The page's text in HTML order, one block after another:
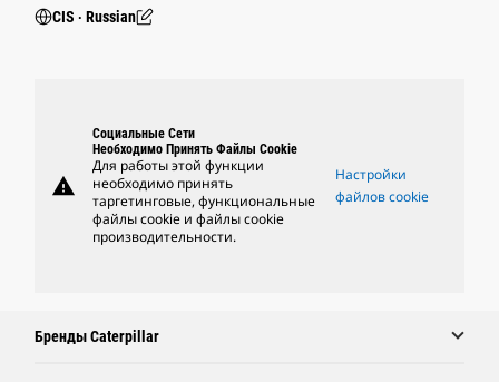
CIS ‧ Russian
warning
Социальные Сети
Необходимо Принять Файлы Cookie
Для работы этой функции
необходимо принять
таргетинговые, функциональные
файлы cookie и файлы cookie
производительности.
Настройки
файлов cookie
Бренды Caterpillar